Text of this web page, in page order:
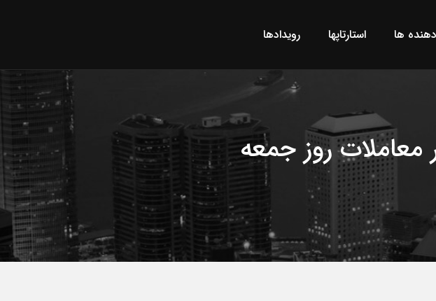
ها استارتاپها رویدادها
روز جمعه